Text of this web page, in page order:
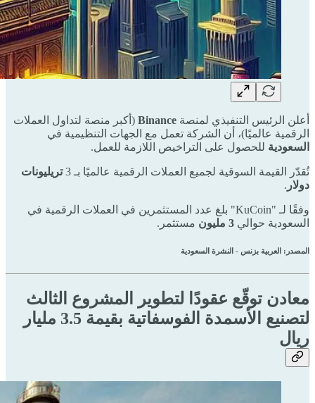
أعلن الرئيس التنفيذي لمنصة Binance (أكبر منصة لتداول العملات
الرقمية عالميًا)، أن الشركة تعمل مع الجهات التنظيمية في
السعودية للحصول على التراخيص اللازمة للعمل.
تُقدّر القيمة السوقية لجميع العملات الرقمية عالميًا بـ 3
تريليونات
دولار .
وفقًا لـ "KuCoin" بلغ عدد المستثمرين في العملات الرقمية في
السعودية حوالي
مستثمر.
المصدر: العربية بزنس - النشرة السعودية
معادن توقّع عقودًا لتطوير المشروع الثالث
لتصنيع الأسمدة الفوسفاتية بقيمة 3.5 مليار
ريال